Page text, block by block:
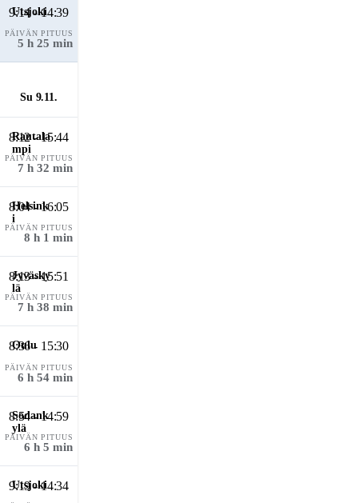
9:14 - 14:39
PÄIVÄN PITUUS
5 h 25 min
Su 9.11.
8:12 - 15:44
PÄIVÄN PITUUS
7 h 32 min
8:04 - 16:05
PÄIVÄN PITUUS
8 h 1 min
8:13 - 15:51
PÄIVÄN PITUUS
7 h 38 min
8:36 - 15:30
PÄIVÄN PITUUS
6 h 54 min
8:54 - 14:59
PÄIVÄN PITUUS
6 h 5 min
9:19 - 14:34